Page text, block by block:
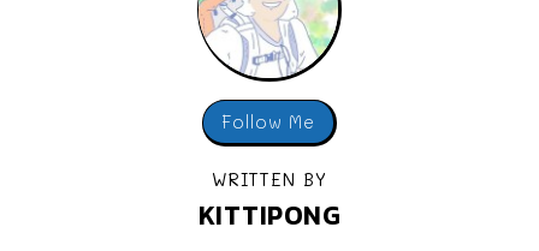
Follow Me
WRITTEN BY
KITTIPONG